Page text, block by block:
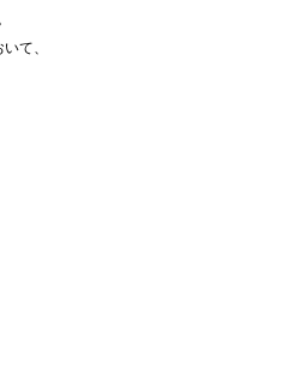
て、